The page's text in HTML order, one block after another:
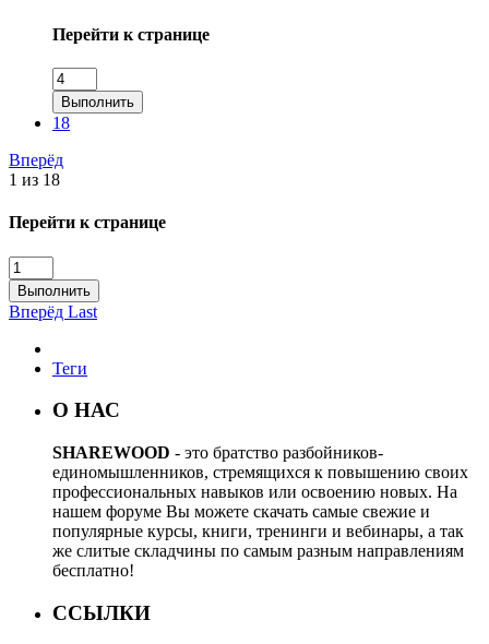
Перейти к странице
Выполнить
18
Вперёд
1 из 18
Перейти к странице
Выполнить
Вперёд Last
Теги
О НАС
SHAREWOOD - это братство разбойников-
единомышленников, стремящихся к повышению своих
профессиональных навыков или освоению новых. На
нашем форуме Вы можете скачать самые свежие и
популярные курсы, книги, тренинги и вебинары, а так
же слитые складчины по самым разным направлениям
бесплатно!
ССЫЛКИ